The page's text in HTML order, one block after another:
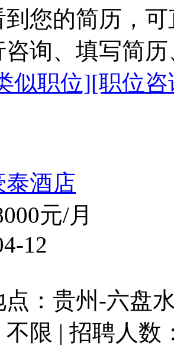
到您的简历，
咨询、填写简
似职位][职位
酒店
元/月
12
：贵州-六盘
限 | 招聘人数